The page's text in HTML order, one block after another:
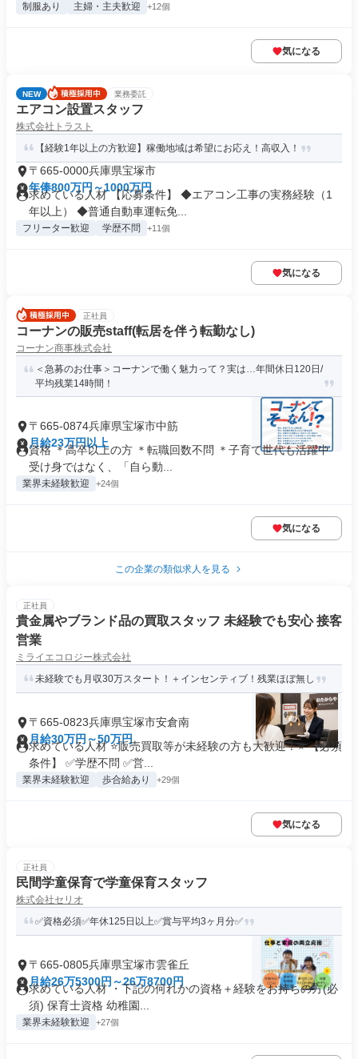
制服あり 主婦・主夫歓迎 +12個
気になる
NEW 業務委託
エアコン設置スタッフ
株式会社トラスト
【経験1年以上の方歓迎】稼働地域は希望にお応え！高収入！
〒665-0000兵庫県宝塚市
年俸800万円～1000万円
求めている人材 【応募条件】 ◆エアコン工事の実務経験（1
年以上） ◆普通自動車運転免...
フリーター歓迎 学歴不問 +11個
気になる
正社員
コーナンの販売staff(転居を伴う転勤なし)
コーナン商事株式会社
＜急募のお仕事＞コーナンで働く魅力って？実は…年間休日120日/
平均残業14時間！
〒665-0874兵庫県宝塚市中筋
月給23万円以上
資格 ＊高卒以上の方 ＊転職回数不問 ＊子育て世代も活躍中
受け身ではなく、「自ら動...
業界未経験歓迎 +24個
気になる
この企業の類似求人を見る
正社員
貴金属やブランド品の買取スタッフ 未経験でも安心 接客
営業
ミライエコロジー株式会社
未経験でも月収30万スタート！＋インセンティブ！残業ほぼ無し
〒665-0823兵庫県宝塚市安倉南
月給30万円～50万円
求めている人材 ⭐販売買取等が未経験の方も大歓迎！⭐ 【必須
条件】 ✅学歴不問 ✅営...
業界未経験歓迎 歩合給あり +29個
気になる
正社員
民間学童保育で学童保育スタッフ
株式会社セリオ
✅資格必須✅年休125日以上✅賞与平均3ヶ月分✅
〒665-0805兵庫県宝塚市雲雀丘
月給26万5300円～26万8700円
求めている人材 ・下記の何れかの資格＋経験をお持ちの方(必
須) 保育士資格 幼稚園...
業界未経験歓迎 +27個